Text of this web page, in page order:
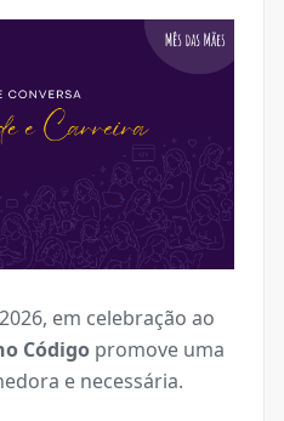
em celebração ao
Código promove uma
e necessária.